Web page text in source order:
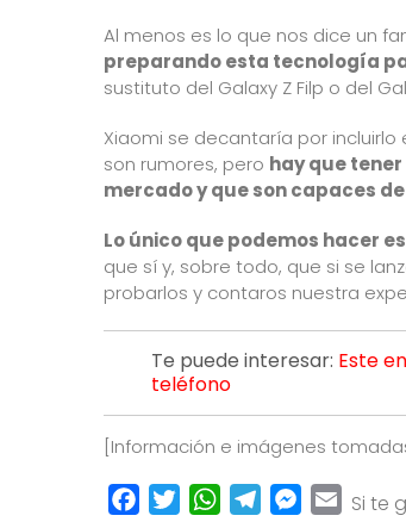
Al menos es lo que nos dice un
preparando esta tecnología
sustituto del Galaxy Z Filp o del
Xiaomi se decantaría por incluirlo
son rumores, pero hay que
mercado y que son capaces
Lo único que podemos hacer
que sí y, sobre todo, que si se
probarlos y contaros nuestra
Te puede interesar: Este
teléfono
[Información e imágenes
FacebookTwitterWhatsApp
TelegramMessenger
Email
Si te